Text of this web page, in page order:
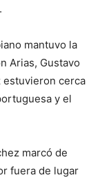
mantuvo la
Arias, Gustavo
estuvieron cerca
y el
marcó de
fuera de lugar